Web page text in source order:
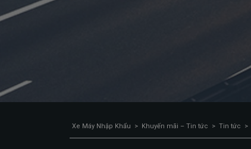
Xe Máy Nhập Khẩu > Khuyến mãi – Tin tức > Tin tức >